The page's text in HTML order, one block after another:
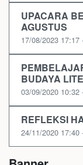
UPACARA
AGUSTUS
17/08/2023
BUDAYA
03/09/2020 10:32
REFLEKSI
24/11/2020 17:40